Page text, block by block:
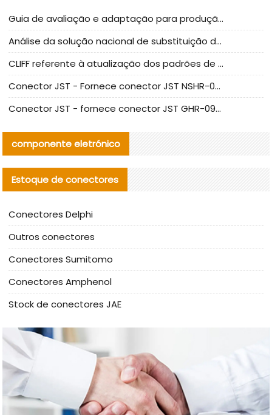
Guia de avaliação e adaptação para produção em massa de componentes de cabos nacionais CNC Tech
Análise da solução nacional de substituição da linha de alta frequência I-PEX
CLIFF referente à atualização dos padrões de teste de conectores nacionais
Conector JST - Fornece conector JST NSHR-02V-S original | substituto
Conector JST - fornece conector JST GHR-09V-S autêntico | substituto
componente eletrónico
Estoque de conectores
Conectores Delphi
Outros conectores
Conectores Sumitomo
Conectores Amphenol
Stock de conectores JAE